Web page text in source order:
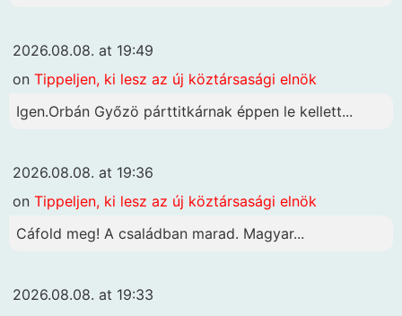
2026.08.08. at 19:49
on Tippeljen, ki lesz az új köztársasági elnök
Igen.Orbán Győzö párttitkárnak éppen le kellett...
2026.08.08. at 19:36
on Tippeljen, ki lesz az új köztársasági elnök
Cáfold meg! A családban marad. Magyar...
2026.08.08. at 19:33